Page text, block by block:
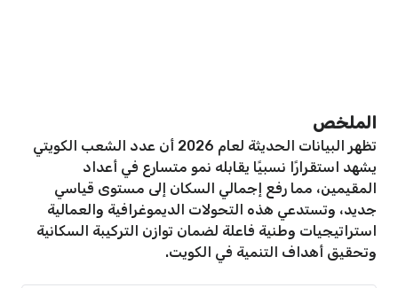
الملخص
تظهر البيانات الحديثة لعام 2026 أن عدد الشعب الكويتي
يشهد استقرارًا نسبيًا يقابله نمو متسارع في أعداد
المقيمين، مما رفع إجمالي السكان إلى مستوى قياسي
جديد، وتستدعي هذه التحولات الديموغرافية والعمالية
استراتيجيات وطنية فاعلة لضمان توازن التركيبة السكانية
وتحقيق أهداف التنمية في الكويت.